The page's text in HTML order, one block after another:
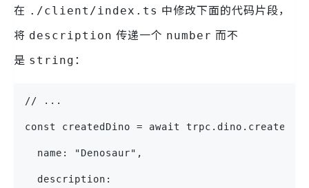
在 ./client/index.ts 中修改下面的代码片段，
将 description 传递一个 number 而不
是 string ：
// ...
const createdDino = await
  name: "Denosaur",
  description: